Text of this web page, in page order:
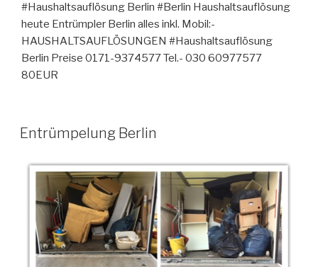
#Haushaltsauflösung Berlin #Berlin Haushaltsauflösung
heute Entrümpler Berlin alles inkl. Mobil:-
HAUSHALTSAUFLÖSUNGEN #Haushaltsauflösung
Berlin Preise 0171-9374577 Tel.- 030 60977577
80EUR
VERÖFFENTLICHT
AM
Entrümpelung Berlin